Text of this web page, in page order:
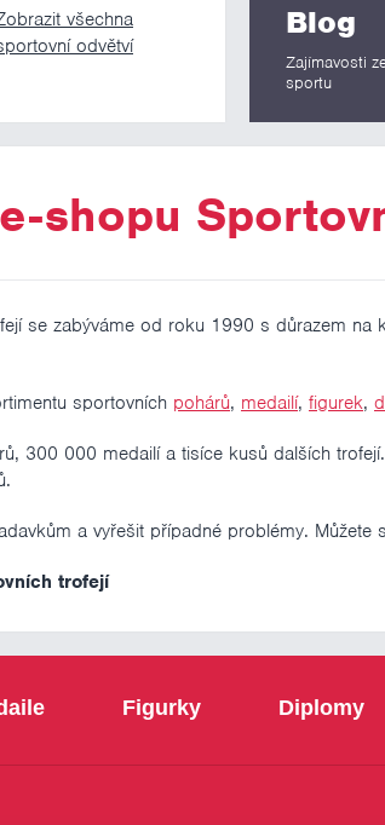
všechna
odvětví
Blog
Zajímavosti
sportu
shopu
se zabýváme od roku 1990 s důrazem
sportovních pohárů, medailí, figurek,
300 000 medailí a tisíce kusů dalších
a vyřešit případné problémy.
trofejí
Figurky Diplomy